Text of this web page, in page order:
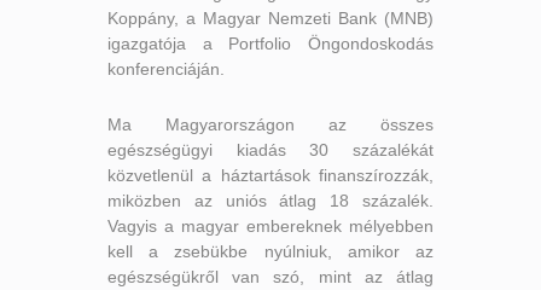
Koppány, a Magyar Nemzeti Bank (MNB)
igazgatója a Portfolio Öngondoskodás
konferenciáján.
Ma Magyarországon az összes
egészségügyi kiadás 30 százalékát
közvetlenül a háztartások finanszírozzák,
miközben az uniós átlag 18 százalék.
Vagyis a magyar embereknek mélyebben
kell a zsebükbe nyúlniuk, amikor az
egészségükről van szó, mint az átlag